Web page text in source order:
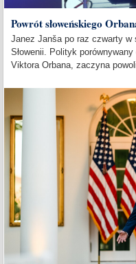
Powrót słoweńskiego
Janez Janša po raz czwarty w
Słowenii. Polityk
Viktora Orbana, zaczyna